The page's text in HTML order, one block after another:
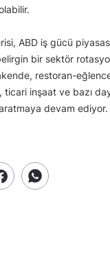
ABD iş gücü
bir sektör
restoran-
ticari inşaat ve bazı
devam ediyor.